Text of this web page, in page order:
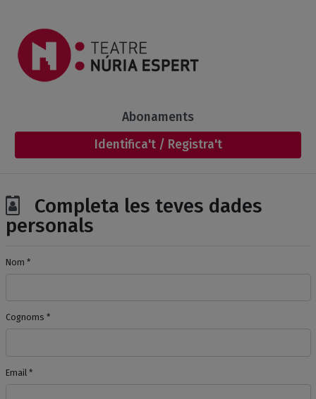
Abonaments(current)
Identifica't / Registra't
Completa les teves dades
personals
Nom *
Cognoms *
Email *